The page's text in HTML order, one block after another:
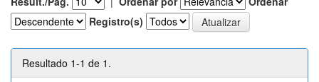
Registro(s)
Resultado 1-1 de 1.